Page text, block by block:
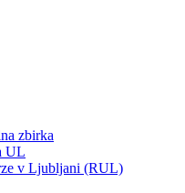
zbirka
UL
v Ljubljani (RUL)